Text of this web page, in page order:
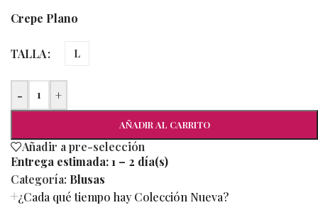
Crepe Plano
TALLA L
- +
AÑADIR AL CARRITO
Añadir a pre-selección
Entrega estimada:1 – 2 día(s)
Categoría: Blusas
¿Cada qué tiempo hay Colección Nueva?